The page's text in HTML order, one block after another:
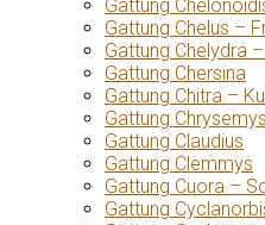
Gattung
Gattung Chelus –
Gattung Chelydra
Gattung Chersina
Gattung Chitra –
Gattung
Gattung Claudius
Gattung Clemmys
Gattung Cuora –
Gattung